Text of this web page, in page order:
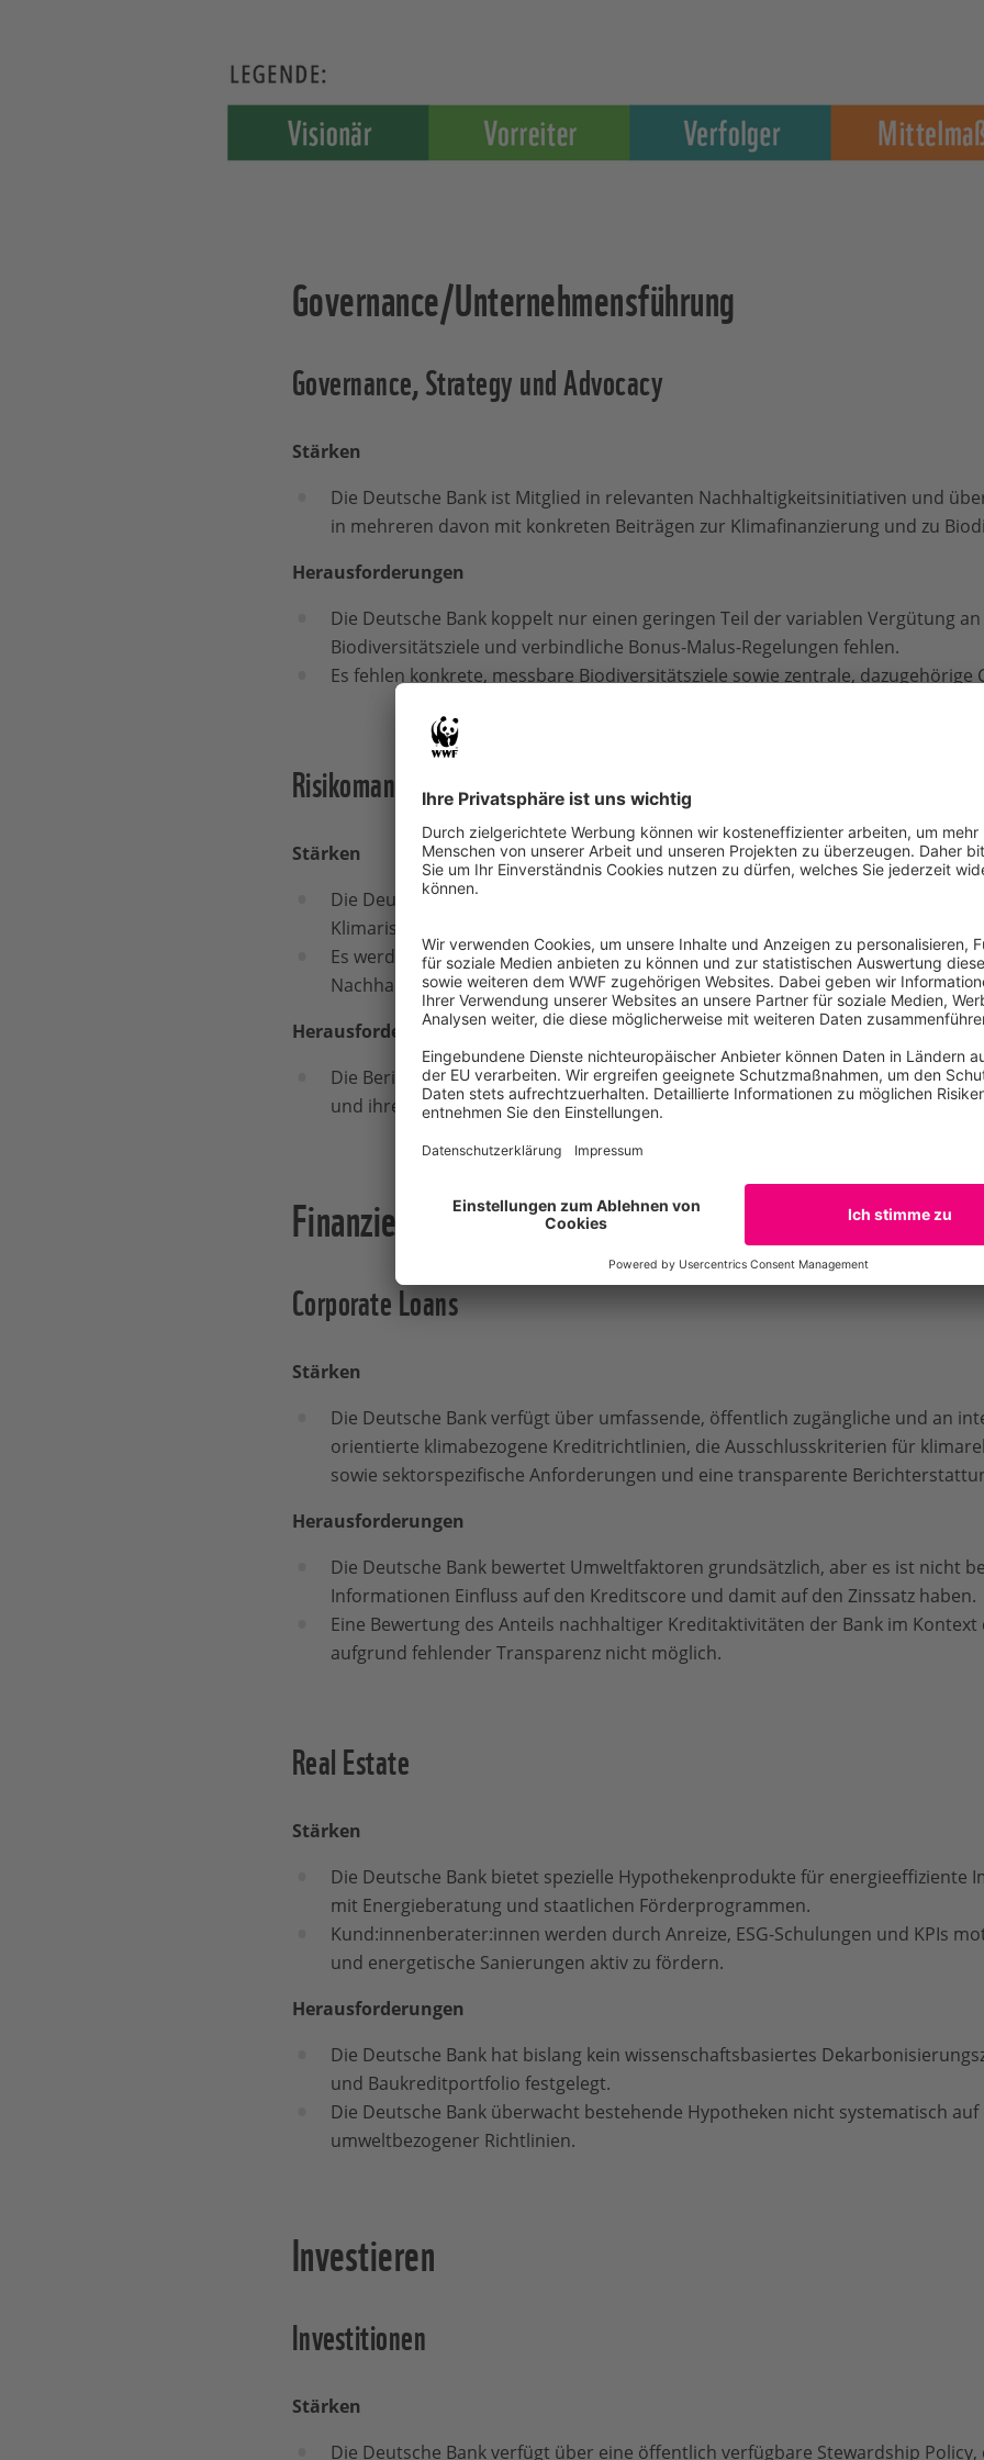
Governance/Unternehmensführung
Governance, Strategy und Advocacy
Stärken
Die Deutsche Bank ist Mitglied in relevanten Nachhaltigkeitsinitiativen und
in mehreren davon mit konkreten Beiträgen zur Klimafinanzierung und zu
Herausforderungen
Die Deutsche Bank koppelt nur einen geringen Teil der variablen Vergütung
Biodiversitätsziele und verbindliche Bonus-Malus-Regelungen fehlen.
Es fehlen konkrete, messbare Biodiversitätsziele sowie zentrale, dazugehörige
Risikomanagement und Reporting
Stärken
Die Deutsche Bank analysiert physische und transitorische Risiken
Klimarisiken qualitativ und quantitativ in ihr übergreifendes
Es werden durchgängig anerkannte Klima- und Biodiversitätsstandards wie
Nachhaltigkeitsreporting genutzt.
Herausforderungen
Die Berichterstattung zu Nachhaltigkeitsrisiken erfolgt überwiegend
und ihre finanziellen Auswirkungen werden nicht konsistent erfasst.
Finanzieren
Corporate Loans
Stärken
Die Deutsche Bank verfügt über umfassende, öffentlich zugängliche und an
orientierte klimabezogene Kreditrichtlinien, die Ausschlusskriterien für
sowie sektorspezifische Anforderungen und eine transparente
Herausforderungen
Die Deutsche Bank bewertet Umweltfaktoren grundsätzlich, aber es ist nicht
Informationen Einfluss auf den Kreditscore und damit auf den Zinssatz haben.
Eine Bewertung des Anteils nachhaltiger Kreditaktivitäten der Bank im Kontext
aufgrund fehlender Transparenz nicht möglich.
Real Estate
Stärken
Die Deutsche Bank bietet spezielle Hypothekenprodukte für energieeffiziente
mit Energieberatung und staatlichen Förderprogrammen.
Kund:innenberater:innen werden durch Anreize, ESG-Schulungen und KPIs
und energetische Sanierungen aktiv zu fördern.
Herausforderungen
Die Deutsche Bank hat bislang kein wissenschaftsbasiertes
und Baukreditportfolio festgelegt.
Die Deutsche Bank überwacht bestehende Hypotheken nicht systematisch
umweltbezogener Richtlinien.
Investieren
Investitionen
Stärken
Die Deutsche Bank verfügt über eine öffentlich verfügbare Stewardship Policy,